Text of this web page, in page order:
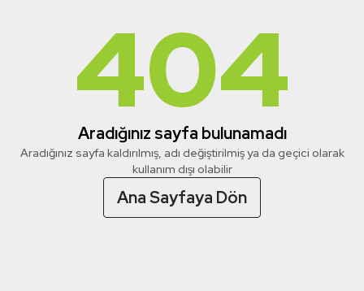
404
Aradığınız sayfa bulunamadı
Aradığınız sayfa kaldırılmış, adı değiştirilmiş ya da geçici olarak
kullanım dışı olabilir
Ana Sayfaya Dön